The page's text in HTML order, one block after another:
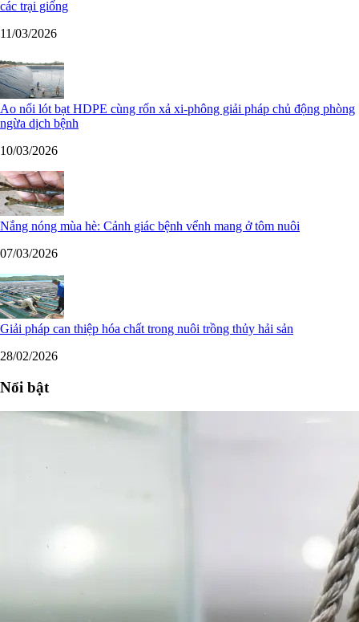
các trại giống
11/03/2026
Ao nổi lót bạt HDPE cùng rốn xả xi-phông giải pháp chủ động phòng
ngừa dịch bệnh
10/03/2026
Nắng nóng mùa hè: Cảnh giác bệnh vểnh mang ở tôm nuôi
07/03/2026
Giải pháp can thiệp hóa chất trong nuôi trồng thủy hải sản
28/02/2026
Nổi bật